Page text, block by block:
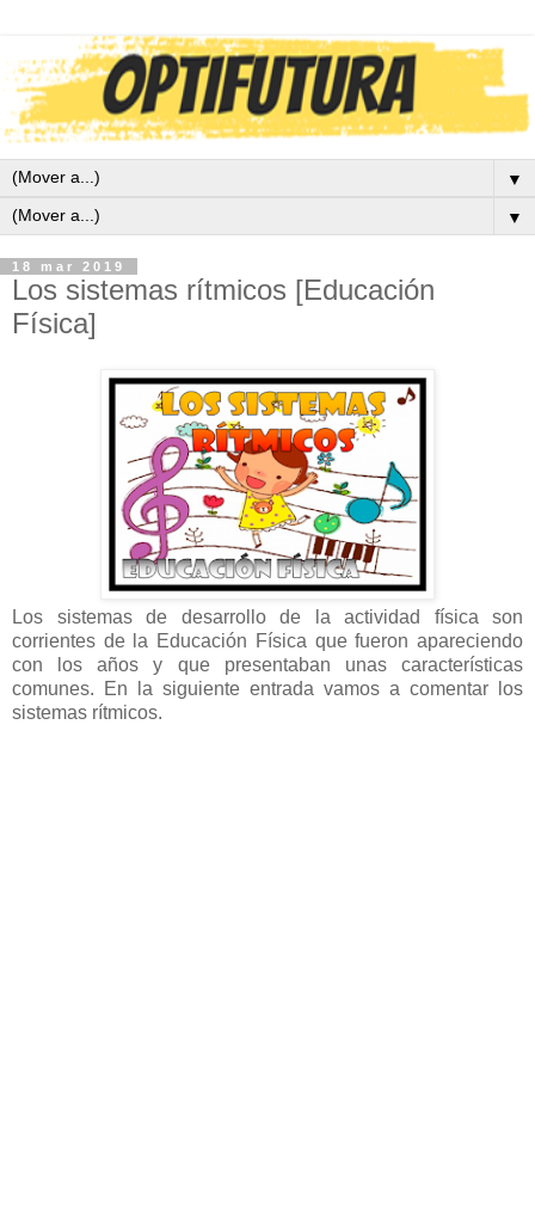
▼
▼
18 mar 2019
Los sistemas rítmicos [Educación
Física]
Los sistemas de desarrollo de la actividad física son
corrientes de la Educación Física que fueron apareciendo
con los años y que presentaban unas características
comunes. En la siguiente entrada vamos a comentar los
sistemas rítmicos.